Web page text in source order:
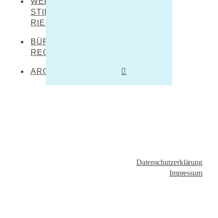
STIFTUNG
RIEDLINGEN
BÜRO FÜR
REGIONALKULTUR
ARCHIV
Datenschutzerklärung
Impressum